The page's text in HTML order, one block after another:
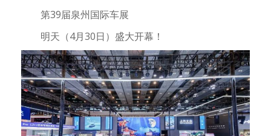
第39届泉州国际车展
明天（4月30日）盛大开幕！